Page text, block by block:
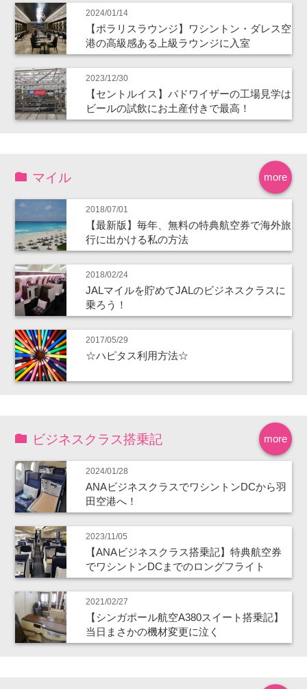
2024/01/14
【ポラリスラウンジ】ワシントン・ダレス空
港の高級感ある上級ラウンジに入室
2023/12/30
【セントルイス】バドワイザーの工場見学は
ビールの試飲にお土産付きで最高！
more
マイル
2018/07/01
【最新版】毎年、無料の特典航空券で海外旅
行に出かける私の方法
2018/02/24
JALマイルを貯めてJALのビジネスクラスに
乗ろう！
2017/05/29
☆ハピタス利用方法☆
more
ビジネスクラス搭乗記
2024/01/28
ANAビジネスクラスでワシントンDCから羽
田空港へ！
2023/11/05
【ANAビジネスクラス搭乗記】特典航空券
でワシントンDCまでのロングフライト
2021/02/27
【シンガポール航空A380スイート搭乗記】
当日まさかの機材変更に泣く